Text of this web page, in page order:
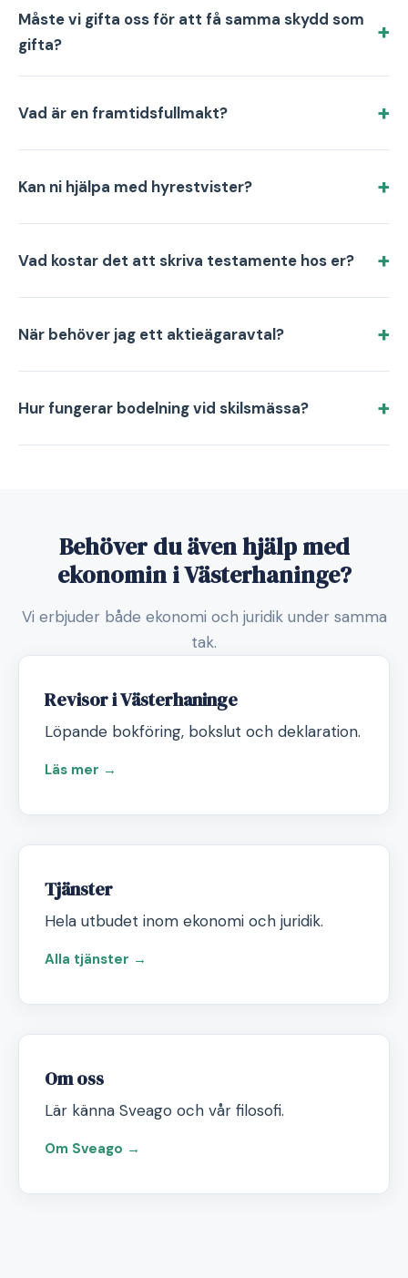
Måste vi gifta oss för att få samma skydd som
gifta?
Vad är en framtidsfullmakt?
Kan ni hjälpa med hyrestvister?
Vad kostar det att skriva testamente hos er?
När behöver jag ett aktieägaravtal?
Hur fungerar bodelning vid skilsmässa?
Behöver du även hjälp med
ekonomin i Västerhaninge?
Vi erbjuder både ekonomi och juridik under samma
tak.
Revisor i Västerhaninge
Löpande bokföring, bokslut och deklaration.
Läs mer →
Tjänster
Hela utbudet inom ekonomi och juridik.
Alla tjänster →
Om oss
Lär känna Sveago och vår filosofi.
Om Sveago →